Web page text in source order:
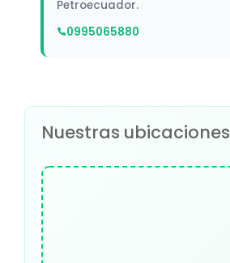
Petroecuador.
0995065880
Nuestras ubicaciones